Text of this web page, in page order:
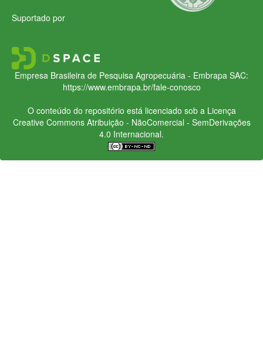
Suportado por
Empresa Brasileira de Pesquisa Agropecuária - Embrapa SAC:
https://www.embrapa.br/fale-conosco
O conteúdo do repositório está licenciado sob a Licença
Creative CommonsAtribuição - NãoComercial - SemDerivações
4.0 Internacional.